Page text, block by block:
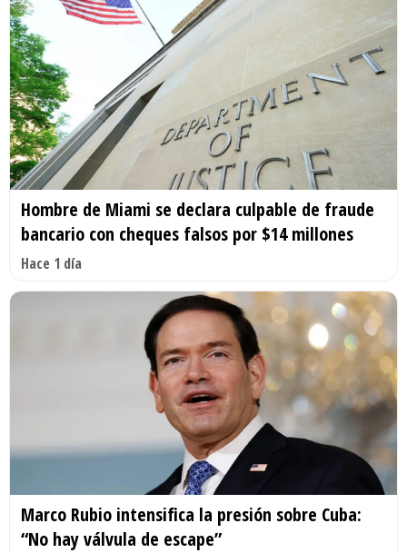
Hombre de Miami se declara culpable de fraude
bancario con cheques falsos por $14 millones
Hace 1 día
Marco Rubio intensifica la presión sobre Cuba:
“No hay válvula de escape”